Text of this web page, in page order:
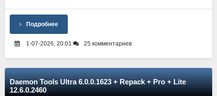
Подробнее
1-07-2026, 20:01 25 комментариев
Daemon Tools Ultra 6.0.0.1623 + Repack + Pro + Lite
12.6.0.2460